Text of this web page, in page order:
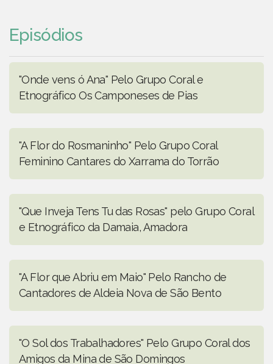
Episódios
"Onde vens ó Ana" Pelo Grupo Coral e
Etnográfico Os Camponeses de Pias
"A Flor do Rosmaninho" Pelo Grupo Coral
Feminino Cantares do Xarrama do Torrão
"Que Inveja Tens Tu das Rosas" pelo Grupo Coral
e Etnográfico da Damaia, Amadora
"A Flor que Abriu em Maio" Pelo Rancho de
Cantadores de Aldeia Nova de São Bento
"O Sol dos Trabalhadores" Pelo Grupo Coral dos
Amigos da Mina de São Domingos